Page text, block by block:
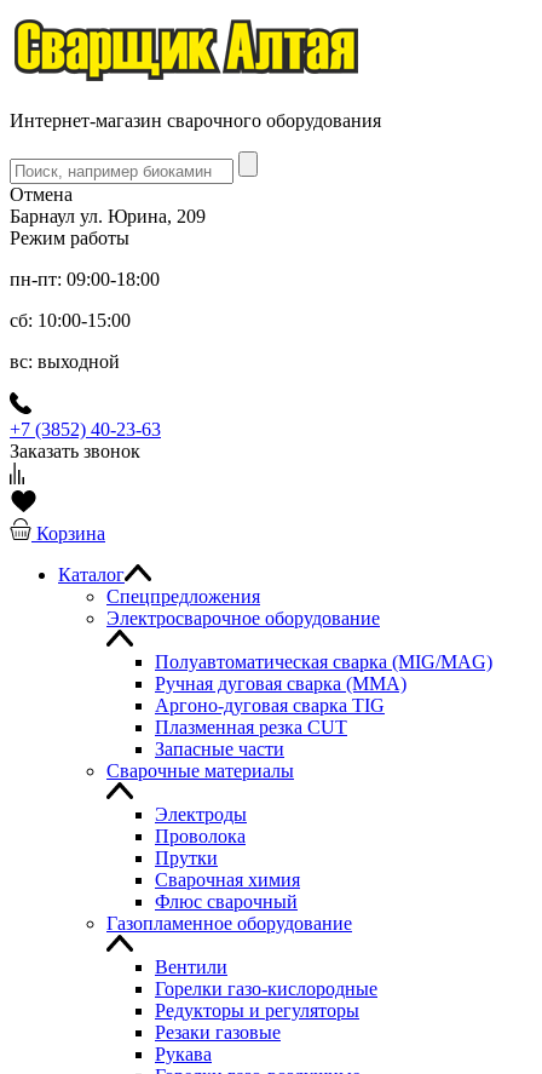
Интернет-магазин сварочного оборудования
Отмена
Барнаул ул. Юрина, 209
Режим работы
пн-пт: 09:00-18:00
сб: 10:00-15:00
вс: выходной
+7 (3852) 40-23-63
Заказать звонок
Корзина
Каталог
Спецпредложения
Электросварочное оборудование
Полуавтоматическая сварка (MIG/MAG)
Ручная дуговая сварка (MMA)
Аргоно-дуговая сварка TIG
Плазменная резка CUT
Запасные части
Сварочные материалы
Электроды
Проволока
Прутки
Сварочная химия
Флюс сварочный
Газопламенное оборудование
Вентили
Горелки газо-кислородные
Редукторы и регуляторы
Резаки газовые
Рукава